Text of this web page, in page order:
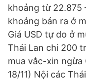
khoảng từ 22.875
khoảng bán ra ở
Giá USD tự do ở
Thái Lan chi 200
mua vắc-xin ngừa
18/11) Nội các